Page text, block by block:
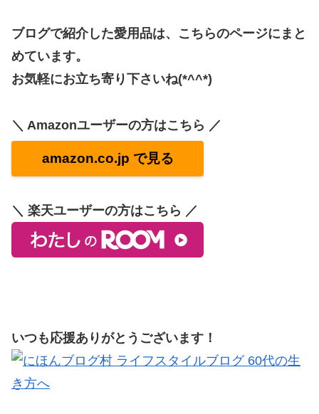
ブログで紹介した愛用品は、こちらのページにまと
めています。
お気軽にお立ち寄り下さいね(*^^*)
＼ Amazonユーザーの方はこちら ／
amazon.co.jp で見る
＼ 楽天ユーザーの方はこちら ／
いつも応援ありがとうございます！